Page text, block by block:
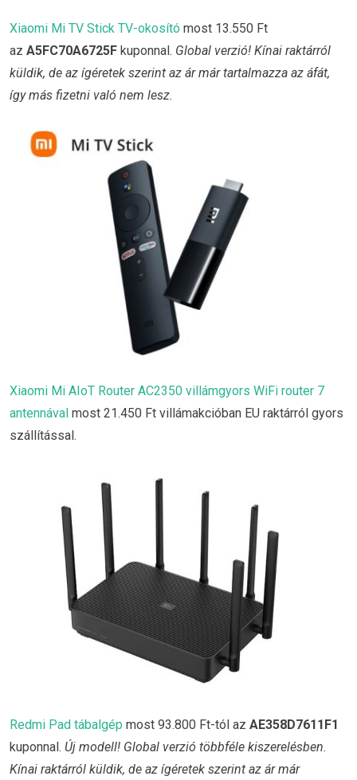
Xiaomi Mi TV Stick TV-okosító most 13.550 Ft
az A5FC70A6725F kuponnal. Global verzió! Kínai raktárról
küldik, de az ígéretek szerint az ár már tartalmazza az áfát,
így más fizetni való nem lesz.
Xiaomi Mi AIoT Router AC2350 villámgyors WiFi router 7
antennával most 21.450 Ft villámakcióban EU raktárról gyors
szállítással.
Redmi Pad tábalgép most 93.800 Ft-tól az AE358D7611F1
kuponnal. Új modell! Global verzió többféle kiszerelésben.
Kínai raktárról küldik, de az ígéretek szerint az ár már